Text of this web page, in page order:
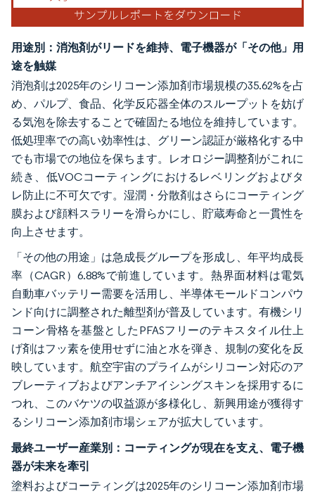
用途別：消泡剤がリードを維持、電子機器が「その他」用
途を触媒
消泡剤は2025年のシリコーン添加剤市場規模の35.62%を占
め、パルプ、食品、化学反応器全体のスループットを妨げ
る気泡を除去することで確固たる地位を維持しています。
低処理率での高い効率性は、グリーン認証が厳格化する中
でも市場での地位を保ちます。レオロジー調整剤がこれに
続き、低VOCコーティングにおけるレベリングおよびタ
レ防止に不可欠です。湿潤・分散剤はさらにコーティング
膜および顔料スラリーを滑らかにし、貯蔵寿命と一貫性を
向上させます。
「その他の用途」は急成長グループを形成し、年平均成長
率（CAGR）6.88%で前進しています。熱界面材料は電気
自動車バッテリー需要を活用し、半導体モールドコンパウ
ンド向けに調整された離型剤が普及しています。有機シリ
コーン骨格を基盤としたPFASフリーのテキスタイル仕上
げ剤はフッ素を使用せずに油と水を弾き、規制の変化を反
映しています。航空宇宙のプライムがシリコーン対応のア
ブレーティブおよびアンチアイシングスキンを採用するに
つれ、このバケツの収益源が多様化し、新興用途が獲得す
るシリコーン添加剤市場シェアが拡大しています。
最終ユーザー産業別：コーティングが現在を支え、電子機
器が未来を牽引
塗料およびコーティングは2025年のシリコーン添加剤市場